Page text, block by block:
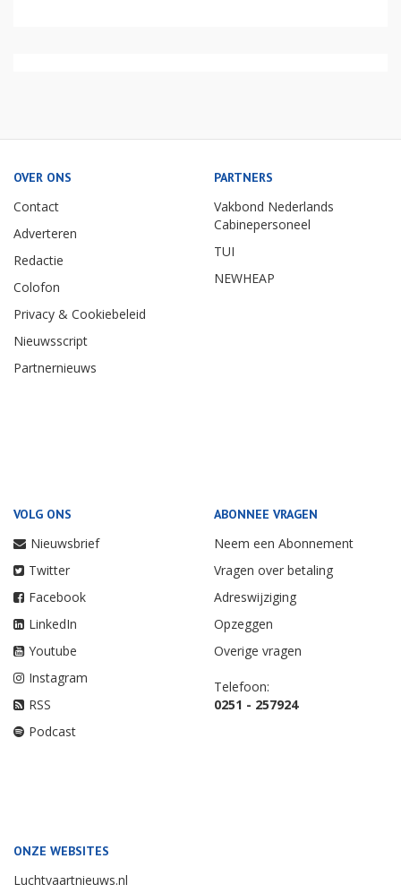
OVER ONS
Contact
Adverteren
Redactie
Colofon
Privacy & Cookiebeleid
Nieuwsscript
Partnernieuws
PARTNERS
Vakbond Nederlands
Cabinepersoneel
TUI
NEWHEAP
VOLG ONS
Nieuwsbrief
Twitter
Facebook
LinkedIn
Youtube
Instagram
RSS
Podcast
ABONNEE VRAGEN
Neem een Abonnement
Vragen over betaling
Adreswijziging
Opzeggen
Overige vragen
Telefoon:
0251 - 257924
ONZE WEBSITES
Luchtvaartnieuws.nl